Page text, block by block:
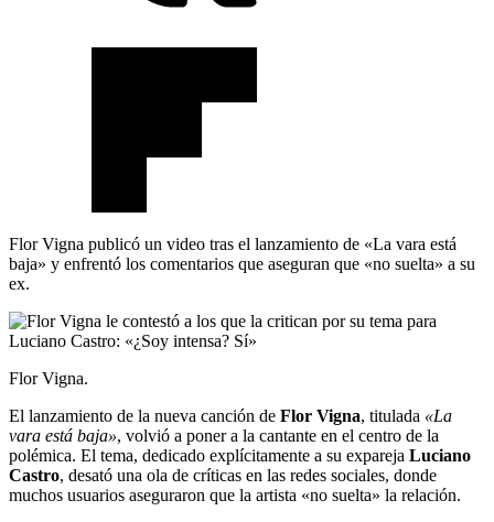
Flor Vigna publicó un video tras el lanzamiento de «La vara está
baja» y enfrentó los comentarios que aseguran que «no suelta» a su
ex.
Flor Vigna.
El lanzamiento de la nueva canción de Flor Vigna, titulada «La
vara está baja», volvió a poner a la cantante en el centro de la
polémica. El tema, dedicado explícitamente a su expareja Luciano
Castro, desató una ola de críticas en las redes sociales, donde
muchos usuarios aseguraron que la artista «no suelta» la relación.